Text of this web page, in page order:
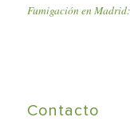
Fumigación en
Contacto